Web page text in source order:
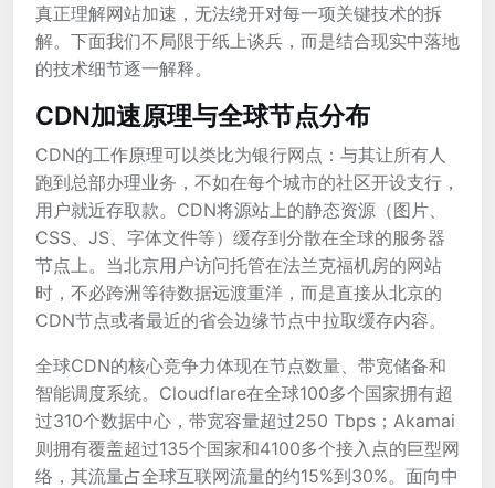
真正理解网站加速，无法绕开对每一项关键技术的拆
解。下面我们不局限于纸上谈兵，而是结合现实中落地
的技术细节逐一解释。
CDN加速原理与全球节点分布
CDN的工作原理可以类比为银行网点：与其让所有人
跑到总部办理业务，不如在每个城市的社区开设支行，
用户就近存取款。CDN将源站上的静态资源（图片、
CSS、JS、字体文件等）缓存到分散在全球的服务器
节点上。当北京用户访问托管在法兰克福机房的网站
时，不必跨洲等待数据远渡重洋，而是直接从北京的
CDN节点或者最近的省会边缘节点中拉取缓存内容。
全球CDN的核心竞争力体现在节点数量、带宽储备和
智能调度系统。Cloudflare在全球100多个国家拥有超
过310个数据中心，带宽容量超过250 Tbps；Akamai
则拥有覆盖超过135个国家和4100多个接入点的巨型网
络，其流量占全球互联网流量的约15%到30%。面向中